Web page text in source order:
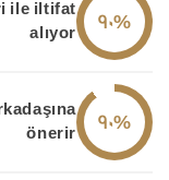
90%
ile iltifat
alıyor
90%
önerir